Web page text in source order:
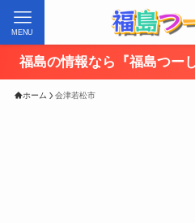
MENU
の情報なら『福島つーしん』
ホーム 会津若松市